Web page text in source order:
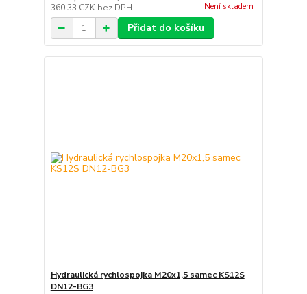
360,33 CZK bez DPH Není skladem
Přidat do košíku
Hydraulická rychlospojka M20x1,5 samec KS12S
DN12-BG3